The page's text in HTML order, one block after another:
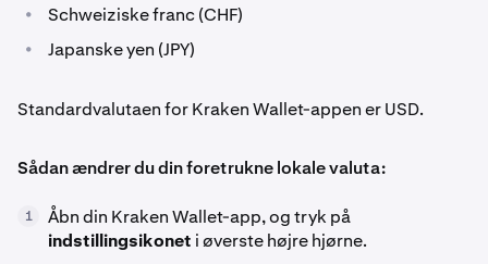
• Schweiziske franc (CHF)
• Japanske yen (JPY)
Standardvalutaen for Kraken Wallet-appen er USD.
Sådan ændrer du din foretrukne lokale valuta:
1
Åbn din Kraken Wallet-app, og tryk på
indstillingsikonet i øverste højre hjørne.